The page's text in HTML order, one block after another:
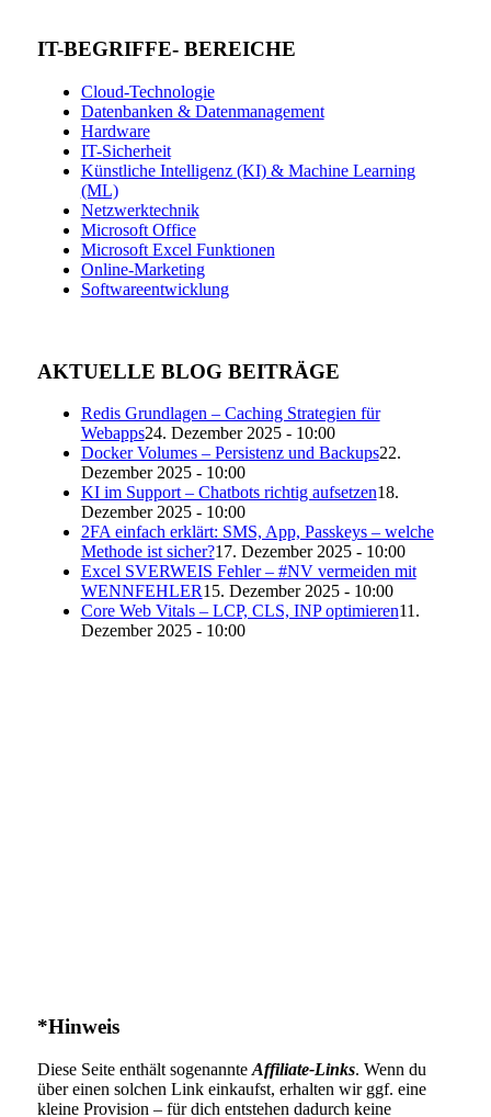
IT-BEGRIFFE- BEREICHE
Cloud-Technologie
Datenbanken & Datenmanagement
Hardware
IT-Sicherheit
Künstliche Intelligenz (KI) & Machine Learning
(ML)
Netzwerktechnik
Microsoft Office
Microsoft Excel Funktionen
Online-Marketing
Softwareentwicklung
AKTUELLE BLOG BEITRÄGE
Redis Grundlagen – Caching Strategien für
Webapps24. Dezember 2025 - 10:00
Docker Volumes – Persistenz und Backups22.
Dezember 2025 - 10:00
KI im Support – Chatbots richtig aufsetzen18.
Dezember 2025 - 10:00
2FA einfach erklärt: SMS, App, Passkeys – welche
Methode ist sicher?17. Dezember 2025 - 10:00
Excel SVERWEIS Fehler – #NV vermeiden mit
WENNFEHLER15. Dezember 2025 - 10:00
Core Web Vitals – LCP, CLS, INP optimieren11.
Dezember 2025 - 10:00
*Hinweis
Diese Seite enthält sogenannte Affiliate-Links. Wenn du
über einen solchen Link einkaufst, erhalten wir ggf. eine
kleine Provision – für dich entstehen dadurch keine